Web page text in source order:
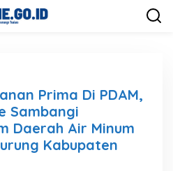
Prima Di PDAM,
Sambangi
Daerah Air Minum
Kabupaten